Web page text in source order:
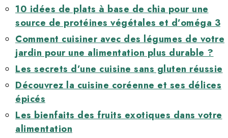
10 idées de plats à base de chia pour une
source de protéines végétales et d’oméga 3
Comment cuisiner avec des légumes de votre
jardin pour une alimentation plus durable ?
Les secrets d’une cuisine sans gluten réussie
Découvrez la cuisine coréenne et ses délices
épicés
Les bienfaits des fruits exotiques dans votre
alimentation